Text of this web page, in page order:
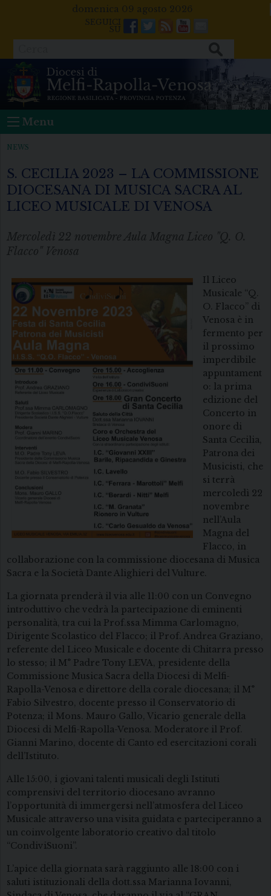
domenica 09 agosto 2026
Facebook
Twitter
FeedsYoutube
Mail
Menu
NEWS
S. CECILIA 2023 – LA COMMISSIONE
DIOCESANA DI MUSICA SACRA AL
LICEO MUSICALE DI VENOSA
Mercoledì 22 novembre Aula Magna Liceo "Q. O.
Flacco" Venosa
Il Liceo
Musicale “Q.
O. Flacco” di
Venosa è in
fermento per
il prossimo
imperdibile
appuntament
o: la prima
edizione del
Concerto in
onore di
Santa Cecilia,
Patrona dei
Musicisti, che
si terrà
mercoledì 22
novembre
nell’Aula
Magna del
Flacco, in
collaborazione con la commissione diocesana di Musica
Sacra e la Società Dante Alighieri del Vulture.
La giornata prenderà il via alle 11:00 con un Convegno
introduttivo che vedrà la partecipazione di eminenti
personalità, tra cui la Prof.ssa Mimma Carlomagno,
Dirigente Scolastico del Flacco; il Prof. Andrea Graziano,
referente del Liceo Musicale e docente di Chitarra presso
lo stesso; il M° Padre Tony LEVA, presidente della
Commissione Musica Sacra della Diocesi di Melfi-
Rapolla-Venosa e direttore della corale diocesana; il M°
Fabio Silvestro, docente presso il Conservatorio di
Potenza; il Mons. Mauro Gallo, Vicario generale della
Diocesi di Melfi-Rapolla-Venosa. Moderatore il Prof.
Gianni Marino, docente di Canto ed esercitazioni corali
dell’Istituto.
Alle 15:00, i giovani talenti musicali degli Istituti
comprensivi del territorio diocesano avranno
l’opportunità di immergersi nell’atmosfera del Liceo
Musicale attraverso una visita guidata e parteciperanno a
un coinvolgente laboratorio creativo dal titolo
“CondiviSuoni”.
L’apice della giornata sarà raggiunto alle 18:00 con i
saluti istituzionali della dott.ssa Marianna Iovanni,